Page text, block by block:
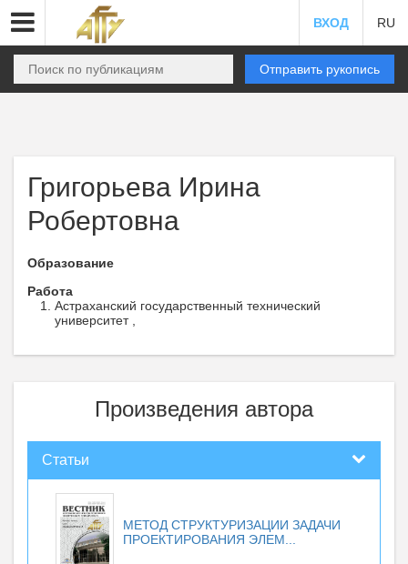
ВХОД RU
Отправить рукопись
Григорьева Ирина
Робертовна
Образование
Работа
Астраханский государственный технический
университет ,
Произведения автора
Статьи
МЕТОД СТРУКТУРИЗАЦИИ ЗАДАЧИ
ПРОЕКТИРОВАНИЯ ЭЛЕМ...